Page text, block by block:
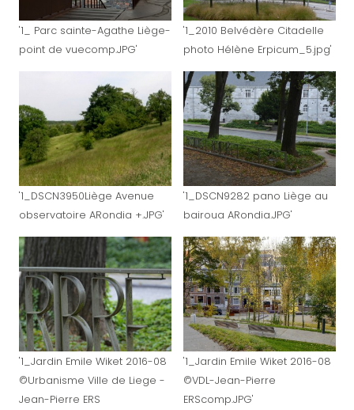
'1_ Parc sainte-Agathe Liège-
point de vuecomp.JPG'
'1_2010 Belvédère Citadelle
photo Hélène Erpicum_5.jpg'
'1_DSCN3950Liège Avenue
observatoire ARondia +.JPG'
'1_DSCN9282 pano Liège au
bairoua ARondia.JPG'
'1_Jardin Emile Wiket 2016-08
©Urbanisme Ville de Liege -
Jean-Pierre ERS
'1_Jardin Emile Wiket 2016-08
©VDL-Jean-Pierre
ERScomp.JPG'